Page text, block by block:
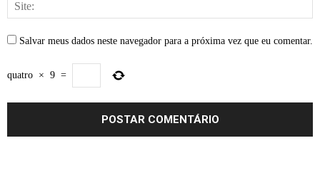
Salvar meus dados neste navegador para a próxima vez que eu comentar.
quatro × 9 =